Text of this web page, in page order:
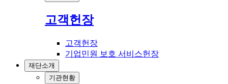
고객헌장
고객헌장
기업민원 보호 서비스헌장
재단소개
기관현황